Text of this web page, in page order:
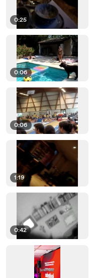
0:25
0:06
0:06
1:19
0:42